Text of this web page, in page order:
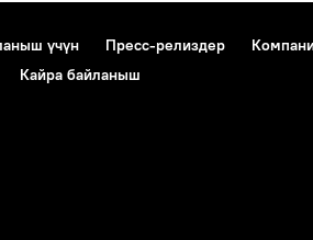
үчүн Пресс-релиздер
Кайра байланыш